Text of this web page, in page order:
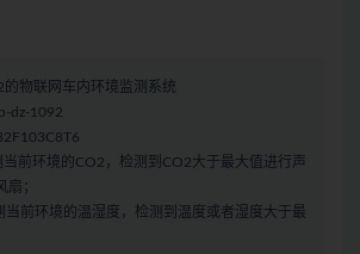
物联网车内环境监测系统
dz-1092
当前环境的CO2，检测到CO2大于最大值进行声
扇；
当前环境的温湿度，检测到温度或者湿度大于最